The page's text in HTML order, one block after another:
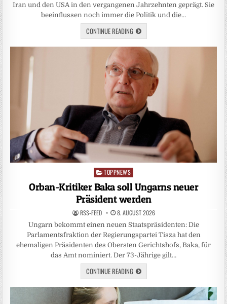
Iran und den USA in den vergangenen Jahrzehnten geprägt. Sie
beeinflussen noch immer die Politik und die…
CONTINUE READING
Posted
in
TOPPNEWS
Orban-Kritiker Baka soll Ungarns neuer
Präsident werden
RSS-FEED 8. AUGUST 2026
Ungarn bekommt einen neuen Staatspräsidenten: Die
Parlamentsfraktion der Regierungspartei Tisza hat den
ehemaligen Präsidenten des Obersten Gerichtshofs, Baka, für
das Amt nominiert. Der 73-Jährige gilt…
CONTINUE READING